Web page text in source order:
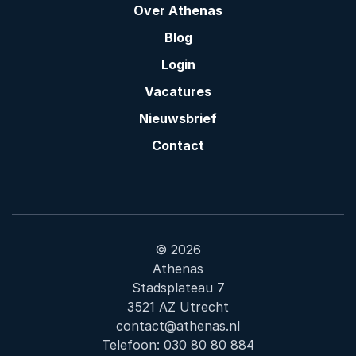
Over Athenas
Blog
Login
Vacatures
Nieuwsbrief
Contact
© 2026
Athenas
Stadsplateau 7
3521 AZ Utrecht
contact@athenas.nl
Telefoon: 030 80 80 884